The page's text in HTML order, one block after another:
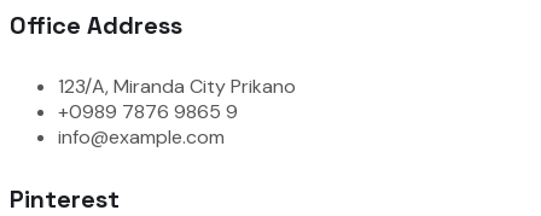
Office Address
123/A, Miranda City Prikano
+0989 7876 9865 9
info@example.com
Pinterest